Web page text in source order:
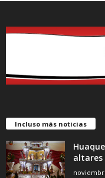
Incluso más noticias
altares